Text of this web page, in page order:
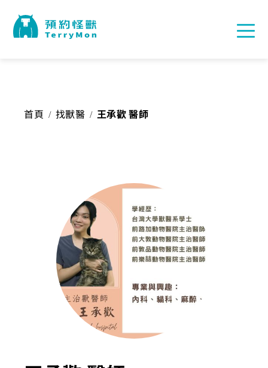
首頁 / 找獸醫 / 王承歡 醫師